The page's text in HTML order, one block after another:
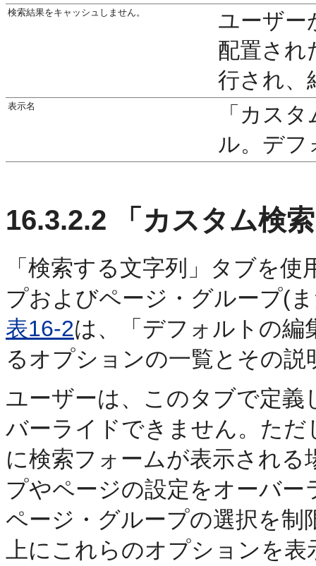
検索結果をキャッシュしません。
ユーザー
配置され
行され、
表示名
「カス
ル。デフ
16.3.2.2 「カスタム検
「検索する文字列」タブを
プおよびページ・グループ(
表16-2は、「デフォルトの編
るオプションの一覧とその説
ユーザーは、このタブで定
バーライドできません。た
に検索フォームが表示され
プやページの設定をオーバ
ページ・グループの選択を
上にこれらのオプションを